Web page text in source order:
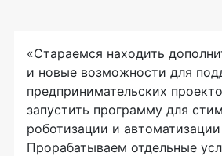
«Стараемся находить
и новые возможности для
предпринимательских
запустить программу для
роботизации и
Прорабатываем отдельные